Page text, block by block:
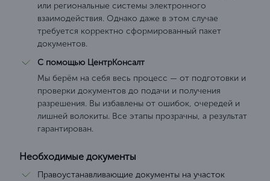
или региональные системы электронного
взаимодействия. Однако даже в этом случае
требуется корректно сформированный пакет
документов.
С помощью ЦентрКонсалт
Мы берём на себя весь процесс — от подготовки и
проверки документов до подачи и получения
разрешения. Вы избавлены от ошибок, очередей и
лишней волокиты. Все этапы прозрачны, а результат
гарантирован.
Необходимые документы
Правоустанавливающие документы на участок